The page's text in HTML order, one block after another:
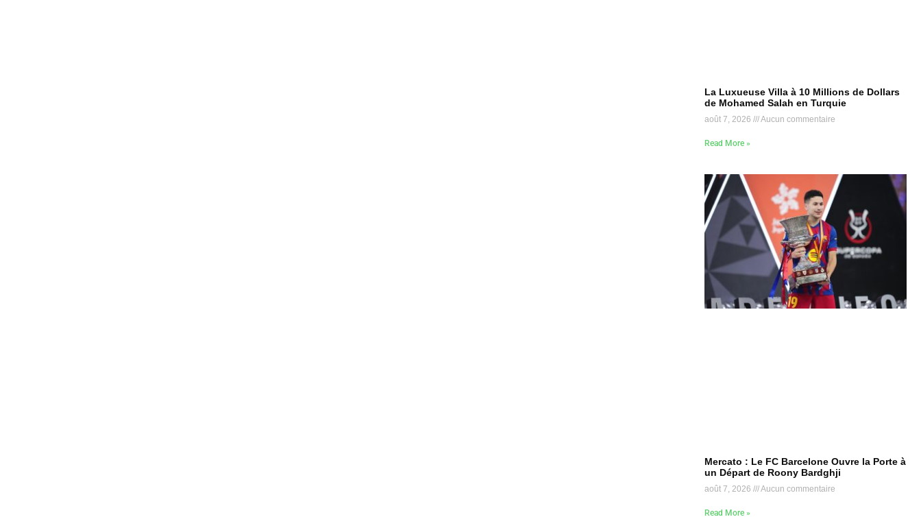
La Luxueuse Villa à 10 Millions de Dollars
de Mohamed Salah en Turquie
août 7, 2026 Aucun commentaire
Read More »
Mercato : Le FC Barcelone Ouvre la Porte à
un Départ de Roony Bardghji
août 7, 2026 Aucun commentaire
Read More »